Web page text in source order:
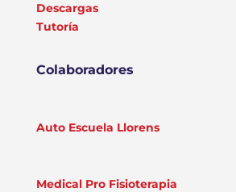
Descargas
Tutoría
Colaboradores
Auto Escuela Llorens
Medical Pro Fisioterapia